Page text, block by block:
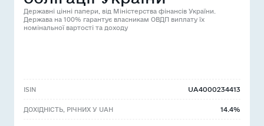
Державні цінні папери, від Міністерства фінансів України.
Держава на 100% гарантує власникам ОВДП виплату їх
номінальної вартості та доходу
ISIN UA4000234413
ДОХІДНІСТЬ, РІЧНИХ У UAH 14.4%